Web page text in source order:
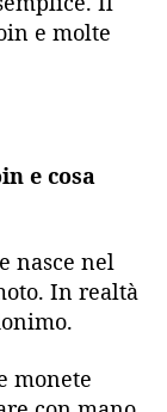
e molte
e cosa
nasce nel
In realtà
monete